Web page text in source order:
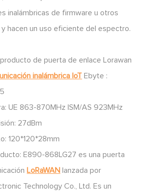
inalámbricas de firmware u otros
hacen un uso eficiente del espectro.
de puerta de enlace Lorawan
inalámbrica IoT Ebyte :
UE 863-870MHz ISM/AS 923MHz
27dBm
120*120*28mm
E890-868LG27 es una puerta
LoRaWAN
lanzada por
Technology Co., Ltd. Es un